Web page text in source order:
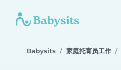
Babysits 家庭托育员工作